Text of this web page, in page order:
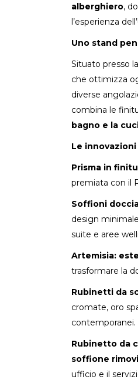
alberghiero,
l’esperienza
Uno stand
Situato presso la
che ottimizza
diverse
combina le
bagno e la
Le
Prisma in
premiata con il
Soffioni
design
suite e aree
Artemisia:
trasformare la
Rubinetti da
cromate, oro
contemporanei.
Rubinetto da
soffione
ufficio e il